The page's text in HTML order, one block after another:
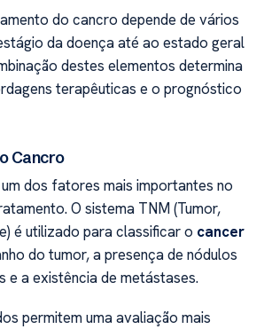
do cancro depende de vários
da doença até ao estado geral
destes elementos determina
terapêuticas e o prognóstico
Cancro
dos fatores mais importantes no
O sistema TNM (Tumor,
é utilizado para classificar o cancer
do tumor, a presença de nódulos
a existência de metástases.
permitem uma avaliação mais